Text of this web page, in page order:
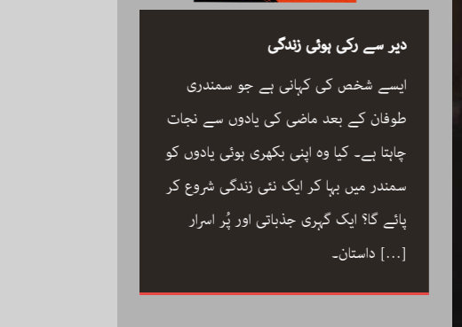
دیر سے رکی ہوئی زندگی
ایسے شخص کی کہانی ہے جو سمندری
طوفان کے بعد ماضی کی یادوں سے نجات
چاہتا ہے۔ کیا وہ اپنی بکھری ہوئی یادوں کو
سمندر میں بہا کر ایک نئی زندگی شروع کر
پائے گا؟ ایک گہری جذباتی اور پُر اسرار
[…]